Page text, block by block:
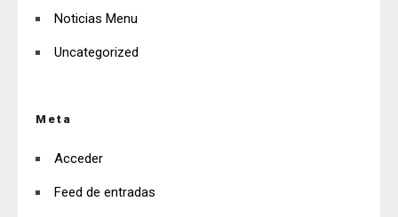
Noticias Menu
Uncategorized
Meta
Acceder
Feed de entradas